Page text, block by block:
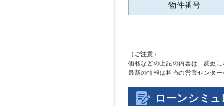
物件番号
（ご注意）
価格などの上記の内容は、変更に
最新の情報は担当の営業センター
ローンシミュ